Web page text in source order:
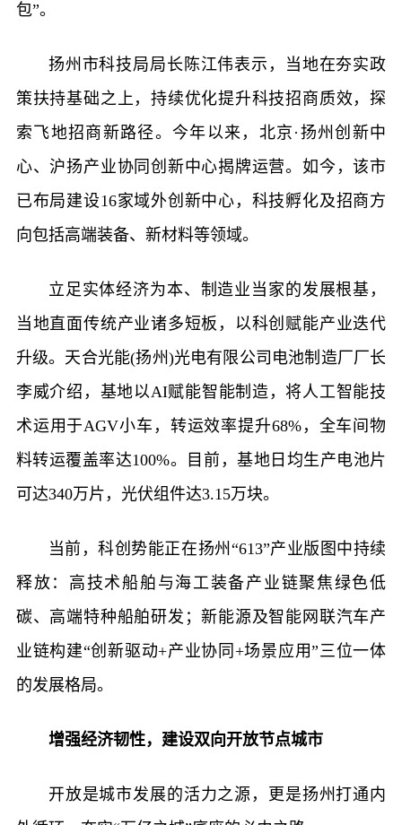
包”。
扬州市科技局局长陈江伟表示，当地在夯实政
策扶持基础之上，持续优化提升科技招商质效，探
索飞地招商新路径。今年以来，北京·扬州创新中
心、沪扬产业协同创新中心揭牌运营。如今，该市
已布局建设16家域外创新中心，科技孵化及招商方
向包括高端装备、新材料等领域。
立足实体经济为本、制造业当家的发展根基，
当地直面传统产业诸多短板，以科创赋能产业迭代
升级。天合光能(扬州)光电有限公司电池制造厂厂长
李威介绍，基地以AI赋能智能制造，将人工智能技
术运用于AGV小车，转运效率提升68%，全车间物
料转运覆盖率达100%。目前，基地日均生产电池片
可达340万片，光伏组件达3.15万块。
当前，科创势能正在扬州“613”产业版图中持续
释放：高技术船舶与海工装备产业链聚焦绿色低
碳、高端特种船舶研发；新能源及智能网联汽车产
业链构建“创新驱动+产业协同+场景应用”三位一体
的发展格局。
增强经济韧性，建设双向开放节点城市
开放是城市发展的活力之源，更是扬州打通内